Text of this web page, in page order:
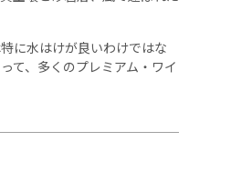
に水はけが良いわけではな
て、多くのプレミアム・ワイ